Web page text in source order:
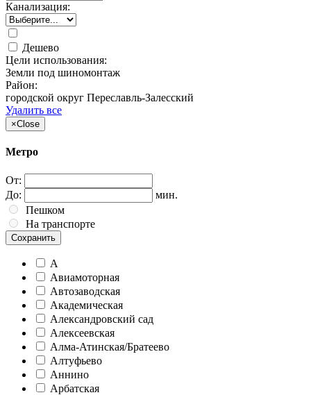
Канализация:
Дешево
Цели использования:
Земли под шиномонтаж
Район:
городской округ Переславль-Залесский
Удалить все
×Close
Метро
От:
До:
мин.
Пешком
На транспорте
Сохранить
А
Авиамоторная
Автозаводская
Академическая
Александровский сад
Алексеевская
Алма-Атинская/Братеево
Алтуфьево
Аннино
Арбатская